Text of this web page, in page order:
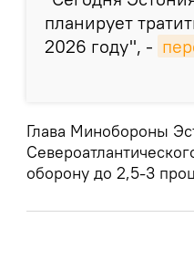
планирует
2026 году", -
Глава Минобороны
оборону до 2,5-3